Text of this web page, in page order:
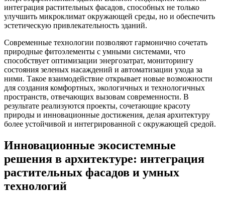
интеграция растительных фасадов, способных не только
улучшить микроклимат окружающей среды, но и обеспечить
эстетическую привлекательность зданий.
Современные технологии позволяют гармонично сочетать
природные фитоэлементы с умными системами, что
способствует оптимизации энергозатрат, мониторингу
состояния зеленых насаждений и автоматизации ухода за
ними. Такое взаимодействие открывает новые возможности
для создания комфортных, экологичных и технологичных
пространств, отвечающих вызовам современности. В
результате реализуются проекты, сочетающие красоту
природы и инновационные достижения, делая архитектуру
более устойчивой и интегрированной с окружающей средой.
Инновационные экосистемные
решения в архитектуре: интеграция
растительных фасадов и умных
технологий